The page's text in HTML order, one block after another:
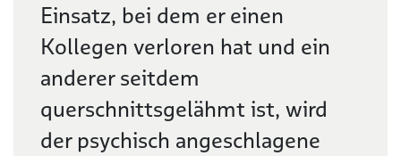
Einsatz, bei dem er einen
Kollegen verloren hat und ein
anderer seitdem
querschnittsgelähmt ist, wird
der psychisch angeschlagene